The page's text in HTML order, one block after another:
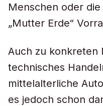
Menschen oder
„Mutter Erde“
Auch zu konkreten
technisches
mittelalterliche
es jedoch schon